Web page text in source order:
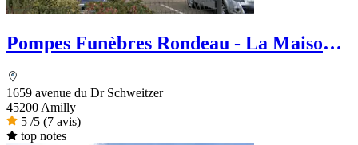
Pompes Funèbres Rondeau - La Maison
1659 avenue du Dr Schweitzer
45200 Amilly
5 /5 (7 avis)
top notes